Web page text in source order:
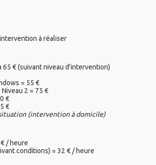
à réaliser
65 € (suivant niveau d'intervention)
= 55 €
2 = 75 €
€
€
(intervention à domicile)
/ heure
conditions) = 32 € / heure